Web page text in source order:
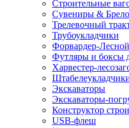
Строительные
Сувениры &
Трелевочный
Трубоукладчики
Форвардер-
Футляры и боксы
Харвестер-
Экскаваторы
Экскаваторы-
Конструктор
USB-флеш